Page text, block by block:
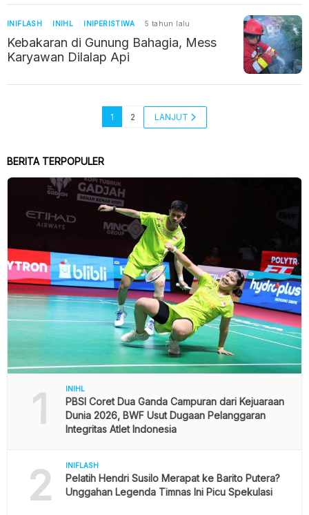
INIFLASH INIHL INIPERISTIWA 5 tahun lalu
Kebakaran di Gunung Bahagia, Mess
Karyawan Dilalap Api
1 2 LANJUT
BERITA TERPOPULER
1 INIHL
PBSI Coret Dua Ganda Campuran dari Kejuaraan
Dunia 2026, BWF Usut Dugaan Pelanggaran
Integritas Atlet Indonesia
2 INIFLASH
Pelatih Hendri Susilo Merapat ke Barito Putera?
Unggahan Legenda Timnas Ini Picu Spekulasi